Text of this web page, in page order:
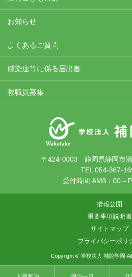
お知らせ
よくあるご質問
感染症等に係る届出書
教職員募集
〒424-0003 静岡県静岡市
TEL 054-367-
受付時間 AM8：00～
情報公開
重要事項説明書
サイトマップ
プライバシーポリ
Copyright © 学校法人 補陀学園